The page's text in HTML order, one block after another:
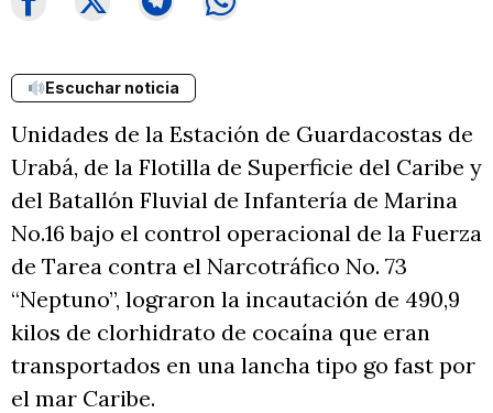
Escuchar noticia
Unidades de la Estación de Guardacostas de
Urabá, de la Flotilla de Superficie del Caribe y
del Batallón Fluvial de Infantería de Marina
No.16 bajo el control operacional de la Fuerza
de Tarea contra el Narcotráfico No. 73
“Neptuno”, lograron la incautación de 490,9
kilos de clorhidrato de cocaína que eran
transportados en una lancha tipo go fast por
el mar Caribe.